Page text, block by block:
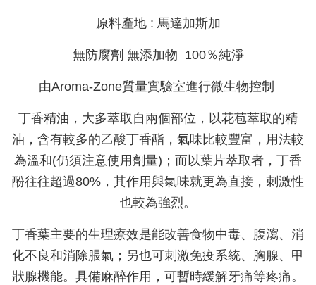
原料產地 : 馬達加斯加
無防腐劑 無添加物 100％純淨
由Aroma-Zone質量實驗室進行微生物控制
丁香精油，大多萃取自兩個部位，以花苞萃取的精
油，含有較多的乙酸丁香酯，氣味比較豐富，用法較
為溫和(仍須注意使用劑量)；而以葉片萃取者，丁香
酚往往超過80%，其作用與氣味就更為直接，刺激性
也較為強烈。
丁香葉主要的生理療效是能改善食物中毒、腹瀉、消
化不良和消除脹氣；另也可刺激免疫系統、胸腺、甲
狀腺機能。具備麻醉作用，可暫時緩解牙痛等疼痛。